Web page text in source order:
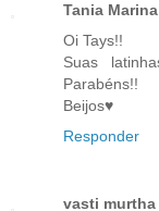
Tania Marina
Oi Tays!!
Suas
Parabéns!!
Beijos♥
Responder
vasti